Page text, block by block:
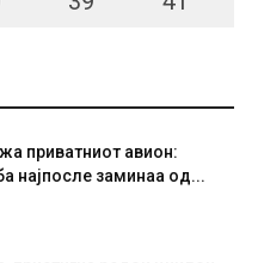
приватниот авион:
најпосле заминаа од...